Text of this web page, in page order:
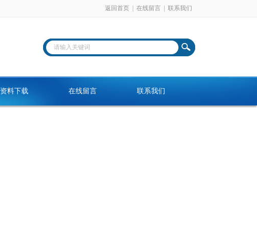
返回首页 在线留言 联系我们
资料下载 在线留言 联系我们